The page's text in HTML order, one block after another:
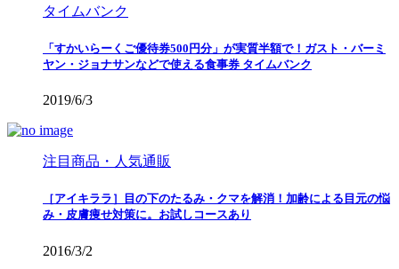
タイムバンク
「すかいらーくご優待券500円分」が実質半額で！ガスト・バーミ
ヤン・ジョナサンなどで使える食事券 タイムバンク
2019/6/3
注目商品・人気通販
［アイキララ］目の下のたるみ・クマを解消！加齢による目元の悩
み・皮膚痩せ対策に。お試しコースあり
2016/3/2